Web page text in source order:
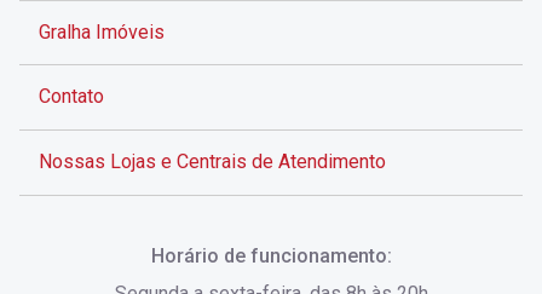
Gralha Imóveis
Contato
Nossas Lojas e Centrais de Atendimento
Horário de funcionamento: